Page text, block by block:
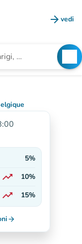
arrow_forward vedi
5%
trending_up
10%
trending_up
In aumento
15%
arrow_forward